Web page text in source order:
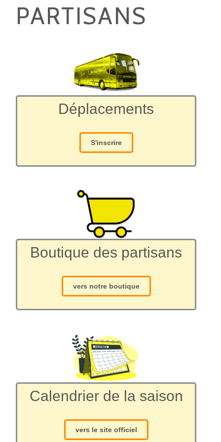
PARTISANS
Déplacements
S'inscrire
Boutique des partisans
vers notre boutique
Calendrier de la saison
vers le site officiel